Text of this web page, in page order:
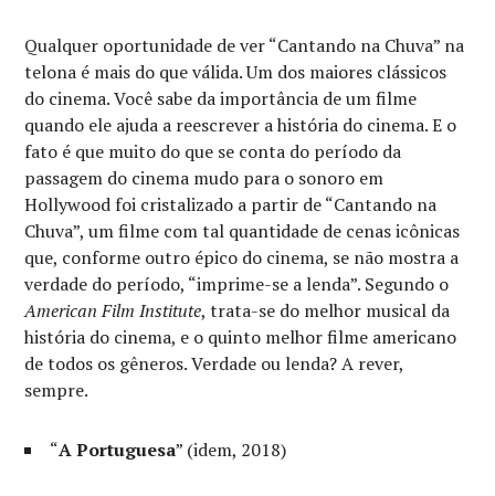
Qualquer oportunidade de ver “Cantando na Chuva” na
telona é mais do que válida. Um dos maiores clássicos
do cinema. Você sabe da importância de um filme
quando ele ajuda a reescrever a história do cinema. E o
fato é que muito do que se conta do período da
passagem do cinema mudo para o sonoro em
Hollywood foi cristalizado a partir de “Cantando na
Chuva”, um filme com tal quantidade de cenas icônicas
que, conforme outro épico do cinema, se não mostra a
verdade do período, “imprime-se a lenda”. Segundo o
American Film Institute, trata-se do melhor musical da
história do cinema, e o quinto melhor filme americano
de todos os gêneros. Verdade ou lenda? A rever,
sempre.
“A Portuguesa” (idem, 2018)